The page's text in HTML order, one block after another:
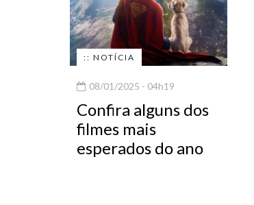
:: NOTÍCIA
08/01/2025 - 04h19
Confira alguns dos
filmes mais
esperados do ano